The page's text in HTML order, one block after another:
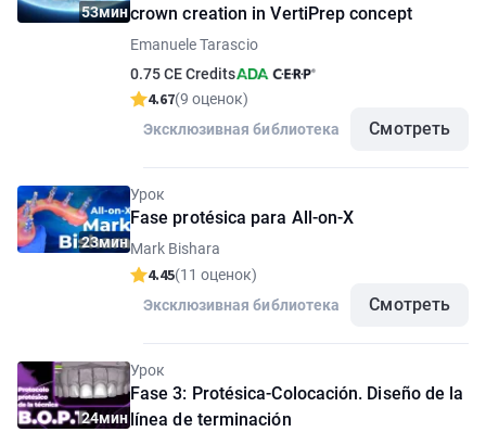
53минcrown creation in VertiPrep concept
Emanuele Tarascio
0.75 CE Credits
4.67(9 оценок)
Эксклюзивная библиотека
Смотреть
23мин
Урок
Fase protésica para All-on-X
Mark Bishara
4.45(11 оценок)
Эксклюзивная библиотека
Смотреть
24мин
Урок
Fase 3: Protésica-Colocación. Diseño de la
línea de terminación